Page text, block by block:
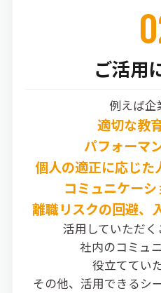
ご活用
例えば企
適切な教
パフォーマ
個人の適正に応じた
コミュニケー
離職リスクの回避、
活用していただく
社内のコミュ
役立ててい
その他、活用できるシ